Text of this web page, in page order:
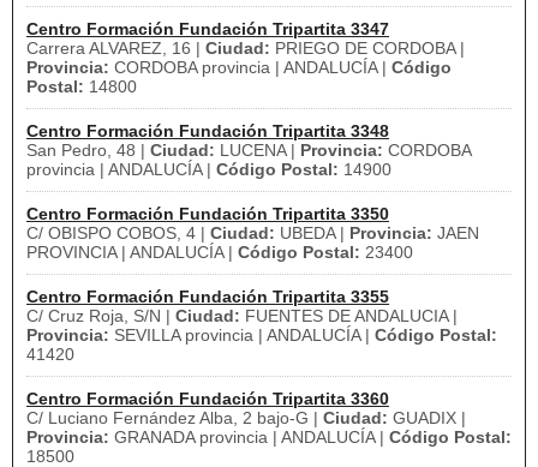
Centro Formación Fundación Tripartita 3347
Carrera ALVAREZ, 16 | Ciudad: PRIEGO DE CORDOBA |
Provincia: CORDOBA provincia | ANDALUCÍA | Código
Postal: 14800
Centro Formación Fundación Tripartita 3348
San Pedro, 48 | Ciudad: LUCENA | Provincia: CORDOBA
provincia | ANDALUCÍA | Código Postal: 14900
Centro Formación Fundación Tripartita 3350
C/ OBISPO COBOS, 4 | Ciudad: UBEDA | Provincia: JAEN
PROVINCIA | ANDALUCÍA | Código Postal: 23400
Centro Formación Fundación Tripartita 3355
C/ Cruz Roja, S/N | Ciudad: FUENTES DE ANDALUCIA |
Provincia: SEVILLA provincia | ANDALUCÍA | Código Postal:
41420
Centro Formación Fundación Tripartita 3360
C/ Luciano Fernández Alba, 2 bajo-G | Ciudad: GUADIX |
Provincia: GRANADA provincia | ANDALUCÍA | Código Postal:
18500